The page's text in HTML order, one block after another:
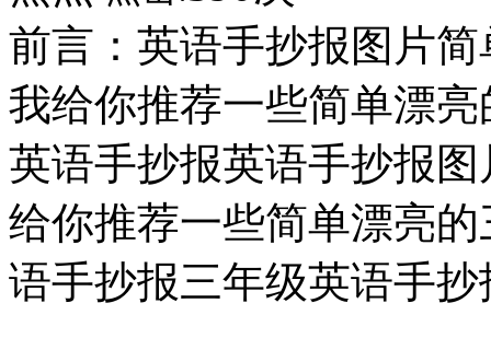
前言：英语手抄报图片
我给你推荐一些简单漂
英语手抄报英语手抄报
给你推荐一些简单漂亮
语手抄报三年级英语手